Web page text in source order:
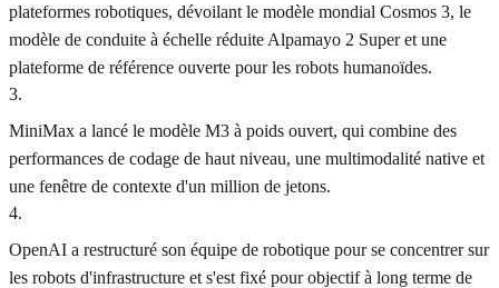
plateformes robotiques, dévoilant le modèle mondial Cosmos 3, le
modèle de conduite à échelle réduite Alpamayo 2 Super et une
plateforme de référence ouverte pour les robots humanoïdes.
3.
MiniMax a lancé le modèle M3 à poids ouvert, qui combine des
performances de codage de haut niveau, une multimodalité native et
une fenêtre de contexte d'un million de jetons.
4.
OpenAI a restructuré son équipe de robotique pour se concentrer sur
les robots d'infrastructure et s'est fixé pour objectif à long terme de